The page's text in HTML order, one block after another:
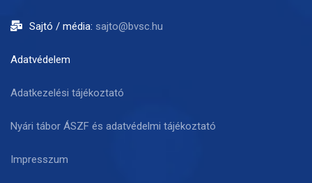
Sajtó / média: sajto@bvsc.hu
Adatvédelem
Adatkezelési tájékoztató
Nyári tábor ÁSZF és adatvédelmi tájékoztató
Impresszum